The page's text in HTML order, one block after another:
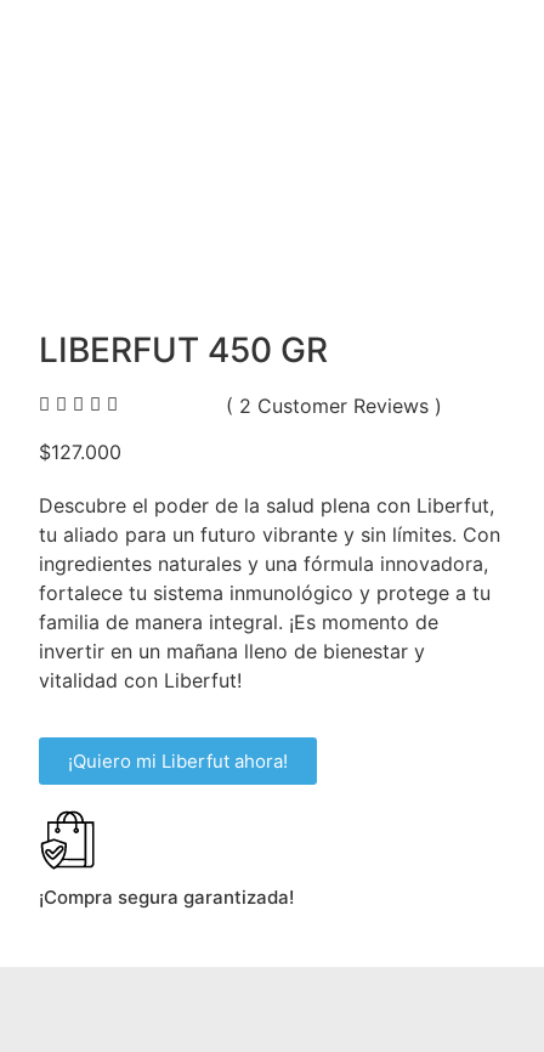
LIBERFUT 450 GR
    
( 2 Customer Reviews )
$127.000
Descubre el poder de la salud plena con Liberfut,
tu aliado para un futuro vibrante y sin límites. Con
ingredientes naturales y una fórmula innovadora,
fortalece tu sistema inmunológico y protege a tu
familia de manera integral. ¡Es momento de
invertir en un mañana lleno de bienestar y
vitalidad con Liberfut!
¡Quiero mi Liberfut ahora!
¡Compra segura garantizada!